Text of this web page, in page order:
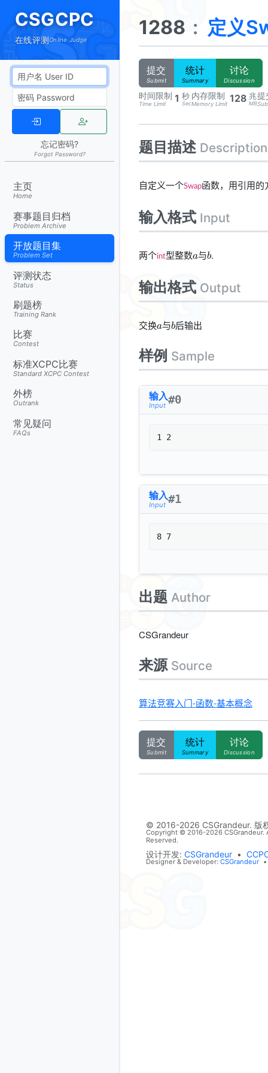
CSGCPC
在线评测Online Judge
忘记密码?
Forgot Password?
主页
Home
赛事题目归档
Problem Archive
开放题目集
Problem Set
评测状态
Status
刷题榜
Training Rank
比赛
Contest
标准XCPC比赛
Standard XCPC Contest
外榜
Outrank
常见疑问
FAQs
1288 : 定义
提交
Submit
统计
Summary
讨论
Discussion
时间限制
Time Limit 1 秒
Sec
内存限制
Memory Limit 128 兆
MB
提
题目描述 Description
自定义一个Swap函数，用引用
输入格式 Input
两个int型整数a
a与b
b.
输出格式 Output
交换a
a与b
b后输出
样例 Sample
输入
Input #0
1 2
输入
Input #1
8 7
出题 Author
CSGrandeur
来源 Source
算法竞赛入门-函数-基本概念
提交
Submit
统计
Summary
讨论
Discussion
© 2016-2026 CSGrandeur. 版
Copyright © 2016-2026 CSGrandeur.
Reserved.
设计开发: CSGrandeur •
Designer & Developer: CSGrandeur •